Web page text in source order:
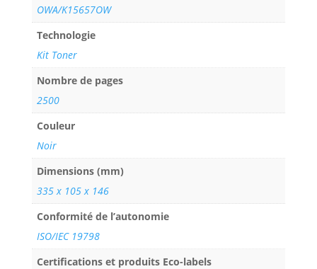
OWA/K15657OW
Technologie
Kit Toner
Nombre de pages
2500
Couleur
Noir
Dimensions (mm)
335 x 105 x 146
Conformité de l’autonomie
ISO/IEC 19798
Certifications et produits Eco-labels